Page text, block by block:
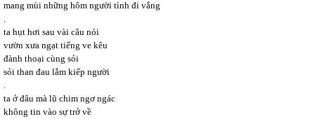
mang mùi những hôm người tình đi vắng
.
ta hụt hơi sau vài câu nói
vườn xưa ngạt tiếng ve kêu
đành thoại cùng sỏi
sỏi than đau lắm kiếp người
.
ta ở đâu mà lũ chim ngơ ngác
không tin vào sự trở về